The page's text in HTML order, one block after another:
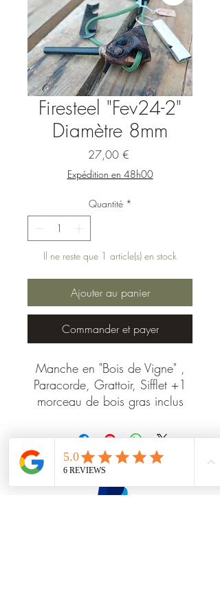
Firesteel "Fev24-2"
Diamètre 8mm
27,00 €Prix
Expédition en 48h00
Quantité *
Il ne reste que 1 article(s) en stock
Ajouter au panier
Commander et payer
Manche en "Bois de Vigne" ,
Paracorde, Grattoir, Sifflet +1
morceau de bois gras inclus